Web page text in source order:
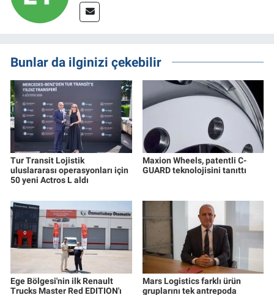
Bunlar da ilginizi çekebilir
Tur Transit Lojistik
uluslararası operasyonları için
50 yeni Actros L aldı
Maxion Wheels, patentli C-
GUARD teknolojisini tanıttı
Ege Bölgesi'nin ilk Renault
Trucks Master Red EDITION'ı
Mars Logistics farklı ürün
gruplarını tek antrepoda